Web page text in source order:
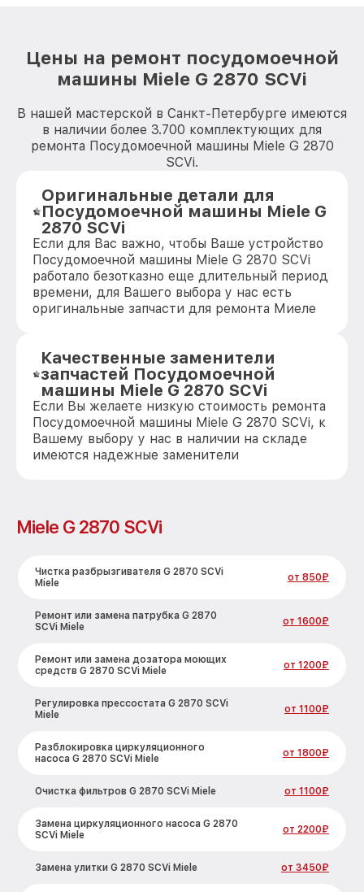
Цены на ремонт посудомоечной
машины Miele G 2870 SCVi
В нашей мастерской в Санкт-Петербурге имеются
в наличии более 3.700 комплектующих для
ремонта Посудомоечной машины Miele G 2870
SCVi.
Оригинальные детали для
Посудомоечной машины Miele G
2870 SCVi
Если для Вас важно, чтобы Ваше устройство
Посудомоечной машины Miele G 2870 SCVi
работало безотказно еще длительный период
времени, для Вашего выбора у нас есть
оригинальные запчасти для ремонта Миеле
Качественные заменители
запчастей Посудомоечной
машины Miele G 2870 SCVi
Если Вы желаете низкую стоимость ремонта
Посудомоечной машины Miele G 2870 SCVi, к
Вашему выбору у нас в наличии на складе
имеются надежные заменители
Miele G 2870 SCVi
Чистка разбрызгивателя G 2870 SCVi
Miele
от 850₽
Ремонт или замена патрубка G 2870
SCVi Miele
от 1600₽
Ремонт или замена дозатора моющих
средств G 2870 SCVi Miele
от 1200₽
Регулировка прессостата G 2870 SCVi
Miele
от 1100₽
Разблокировка циркуляционного
насоса G 2870 SCVi Miele
от 1800₽
Очистка фильтров G 2870 SCVi Miele от 1100₽
Замена циркуляционного насоса G 2870
SCVi Miele
от 2200₽
Замена улитки G 2870 SCVi Miele от 3450₽